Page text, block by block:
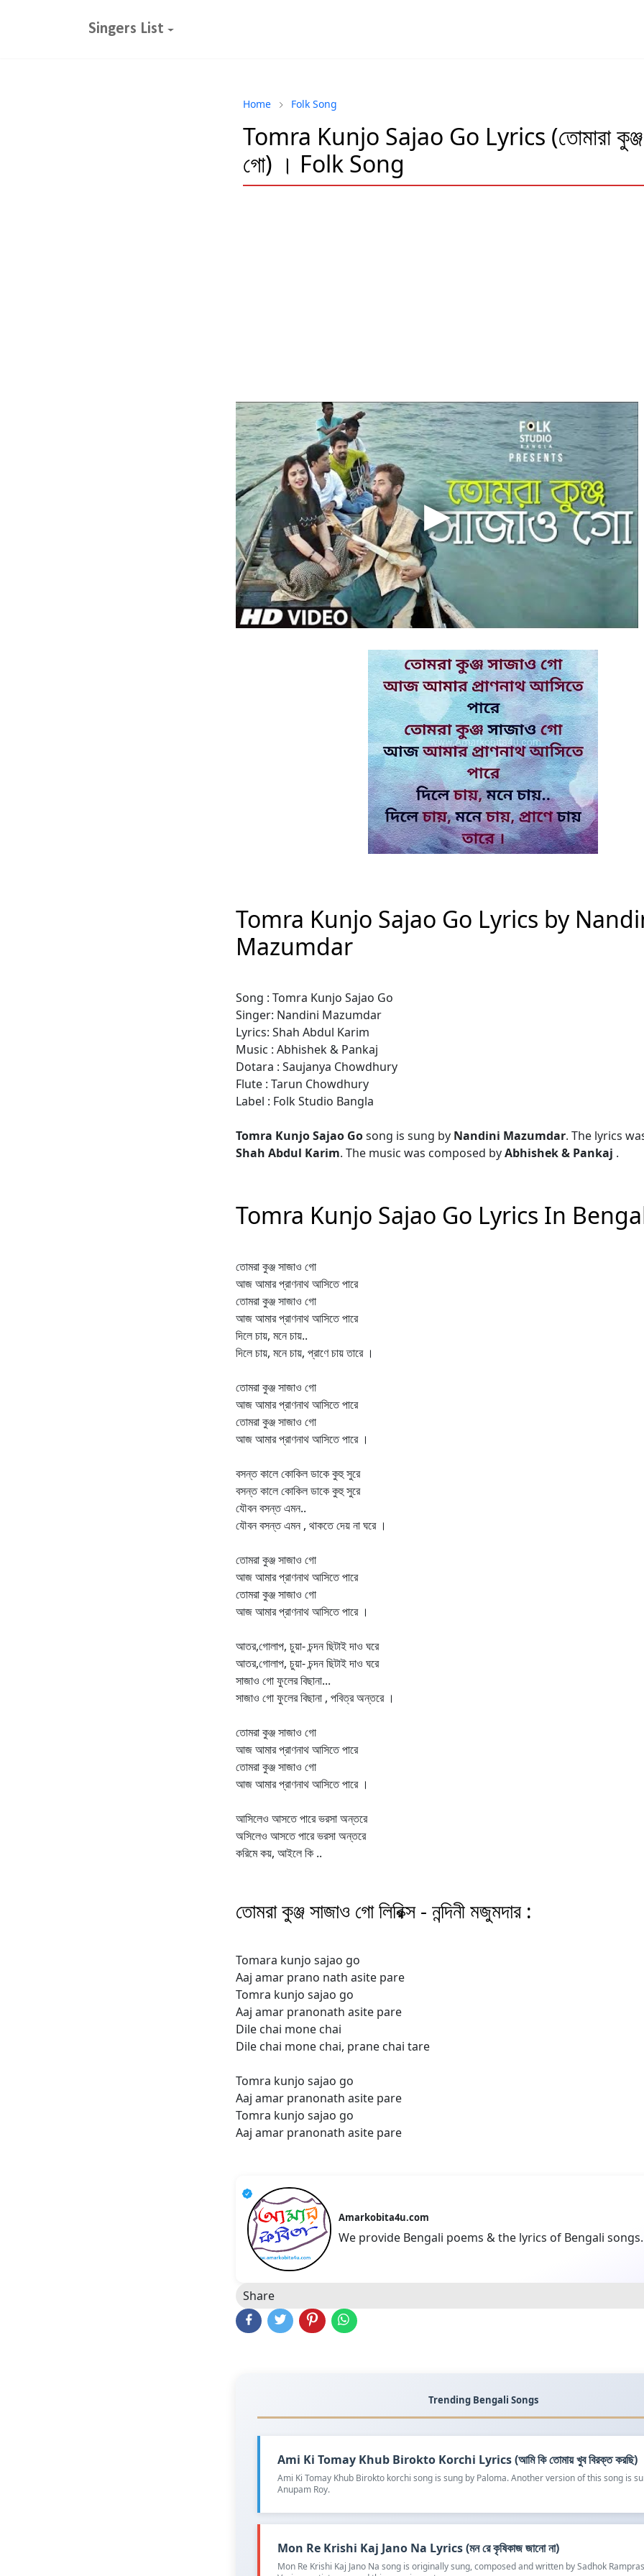
Singers List
Home Folk Song
Tomra Kunjo Sajao Go Lyrics (তোমারা কুঞ্জ
গো) । Folk Song
Tomra Kunjo Sajao Go Lyrics by
Mazumdar
Song : Tomra Kunjo Sajao Go
Singer: Nandini Mazumdar
Lyrics: Shah Abdul Karim
Music : Abhishek & Pankaj
Dotara : Saujanya Chowdhury
Flute : Tarun Chowdhury
Label : Folk Studio Bangla
Tomra Kunjo Sajao Gosong is sung by Nandini Mazumdar. The lyrics
Shah Abdul Karim. The music was composed byAbhishek & Pankaj .
Tomra Kunjo Sajao Go Lyrics In
তোমরা কুঞ্জ সাজাও গো
আজ আমার প্রাণনাথ আসিতে পারে
তোমরা কুঞ্জ সাজাও গো
আজ আমার প্রাণনাথ আসিতে পারে
দিলে চায়, মনে চায়..
দিলে চায়, মনে চায়, প্রাণে চায় তারে ।
তোমরা কুঞ্জ সাজাও গো
আজ আমার প্রাণনাথ আসিতে পারে
তোমরা কুঞ্জ সাজাও গো
আজ আমার প্রাণনাথ আসিতে পারে ।
বসন্ত কালে কোকিল ডাকে কুহু সুরে
বসন্ত কালে কোকিল ডাকে কুহু সুরে
যৌবন বসন্ত এমন..
যৌবন বসন্ত এমন , থাকতে দেয় না ঘরে ।
তোমরা কুঞ্জ সাজাও গো
আজ আমার প্রাণনাথ আসিতে পারে
তোমরা কুঞ্জ সাজাও গো
আজ আমার প্রাণনাথ আসিতে পারে ।
আতর,গোলাপ, চুয়া- চন্দন ছিটাই দাও ঘরে
আতর,গোলাপ, চুয়া- চন্দন ছিটাই দাও ঘরে
সাজাও গো ফুলের বিছানা...
সাজাও গো ফুলের বিছানা , পবিত্র অন্তরে ।
তোমরা কুঞ্জ সাজাও গো
আজ আমার প্রাণনাথ আসিতে পারে
তোমরা কুঞ্জ সাজাও গো
আজ আমার প্রাণনাথ আসিতে পারে ।
আসিলেও আসতে পারে ভরসা অন্তরে
অসিলেও আসতে পারে ভরসা অন্তরে
করিমে কয়, আইলে কি ..
তোমরা কুঞ্জ সাজাও গো লিরিক্স - নন্দিনী মজুমদার :
Tomara kunjo sajao go
Aaj amar prano nath asite pare
Tomra kunjo sajao go
Aaj amar pranonath asite pare
Dile chai mone chai
Dile chai mone chai, prane chai tare
Tomra kunjo sajao go
Aaj amar pranonath asite pare
Tomra kunjo sajao go
Aaj amar pranonath asite pare
Amarkobita4u.com
We provide Bengali poems & the lyrics of Bengali songs.
Share
Trending Bengali Songs
Ami Ki Tomay Khub Birokto Korchi Lyrics (আমি কি তোমায় খুব বিরক্ত করছি)
Ami Ki Tomay Khub Birokto korchi song is sung by Paloma. Another version of this song is
Anupam Roy.
Mon Re Krishi Kaj Jano Na Lyrics (মন রে কৃষিকাজ জানো না)
Mon Re Krishi Kaj Jano Na song is originally sung, composed and written by Sadhok